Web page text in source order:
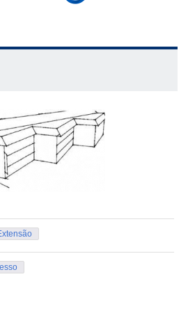
Para mais informações,